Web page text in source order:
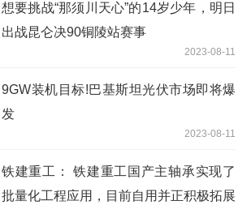
想要挑战“那须川天心”的14岁少年，明日
出战昆仑决90铜陵站赛事
2023-08-11
9GW装机目标!巴基斯坦光伏市场即将爆
发
2023-08-11
铁建重工： 铁建重工国产主轴承实现了
批量化工程应用，目前自用并正积极拓展